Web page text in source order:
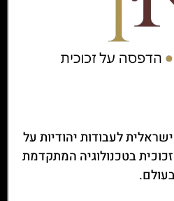
לעבודות יהודיות על
בטכנולוגיה המתקדמת